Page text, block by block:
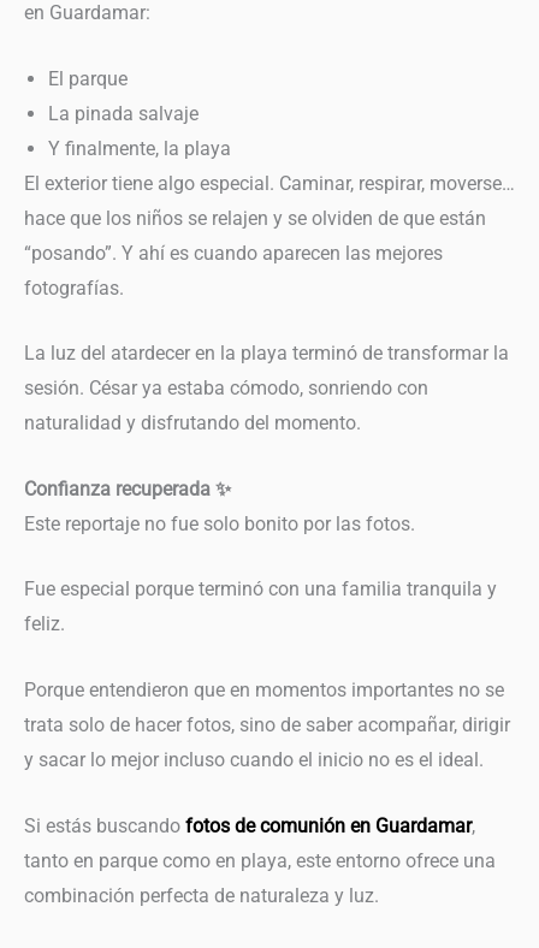
en Guardamar:
El parque
La pinada salvaje
Y finalmente, la playa
El exterior tiene algo especial. Caminar, respirar, moverse…
hace que los niños se relajen y se olviden de que están
“posando”. Y ahí es cuando aparecen las mejores
fotografías.
La luz del atardecer en la playa terminó de transformar la
sesión. César ya estaba cómodo, sonriendo con
naturalidad y disfrutando del momento.
Confianza recuperada ✨
Este reportaje no fue solo bonito por las fotos.
Fue especial porque terminó con una familia tranquila y
feliz.
Porque entendieron que en momentos importantes no se
trata solo de hacer fotos, sino de saber acompañar, dirigir
y sacar lo mejor incluso cuando el inicio no es el ideal.
Si estás buscando fotos de comunión en Guardamar,
tanto en parque como en playa, este entorno ofrece una
combinación perfecta de naturaleza y luz.